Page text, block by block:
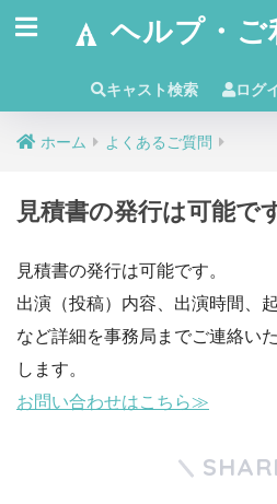
ヘルプ・ご
キャスト検索 ログ
ホーム よくあるご質問
見積書の発行は可能で
見積書の発行は可能です。
出演（投稿）内容、出演時間、
など詳細を事務局までご連絡い
します。
お問い合わせはこちら≫